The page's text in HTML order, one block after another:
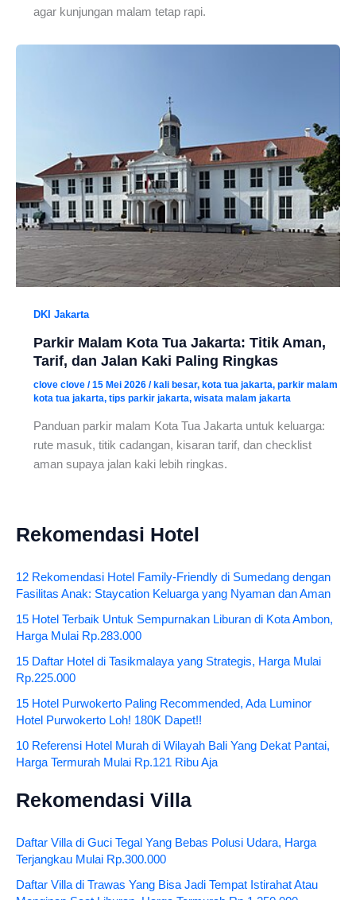
agar kunjungan malam tetap rapi.
DKI Jakarta
Parkir Malam Kota Tua Jakarta: Titik Aman,
Tarif, dan Jalan Kaki Paling Ringkas
clove clove /15 Mei 2026 /kali besar, kota tua jakarta, parkir malam
kota tua jakarta, tips parkir jakarta, wisata malam jakarta
Panduan parkir malam Kota Tua Jakarta untuk keluarga:
rute masuk, titik cadangan, kisaran tarif, dan checklist
aman supaya jalan kaki lebih ringkas.
Rekomendasi Hotel
12 Rekomendasi Hotel Family-Friendly di Sumedang dengan
Fasilitas Anak: Staycation Keluarga yang Nyaman dan Aman
15 Hotel Terbaik Untuk Sempurnakan Liburan di Kota Ambon,
Harga Mulai Rp.283.000
15 Daftar Hotel di Tasikmalaya yang Strategis, Harga Mulai
Rp.225.000
15 Hotel Purwokerto Paling Recommended, Ada Luminor
Hotel Purwokerto Loh! 180K Dapet!!
10 Referensi Hotel Murah di Wilayah Bali Yang Dekat Pantai,
Harga Termurah Mulai Rp.121 Ribu Aja
Rekomendasi Villa
Daftar Villa di Guci Tegal Yang Bebas Polusi Udara, Harga
Terjangkau Mulai Rp.300.000
Daftar Villa di Trawas Yang Bisa Jadi Tempat Istirahat Atau